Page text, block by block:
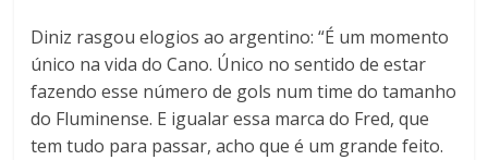
Diniz rasgou elogios ao argentino: “É um momento
único na vida do Cano. Único no sentido de estar
fazendo esse número de gols num time do tamanho
do Fluminense. E igualar essa marca do Fred, que
tem tudo para passar, acho que é um grande feito.